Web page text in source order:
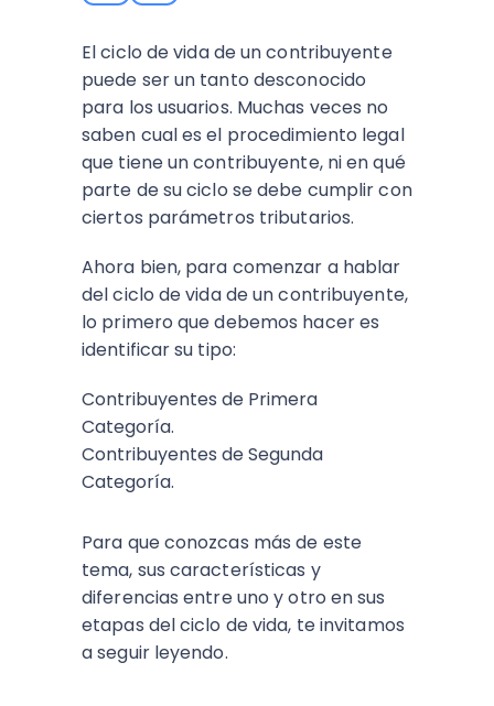
El ciclo de vida de un contribuyente
puede ser un tanto desconocido
para los usuarios. Muchas veces no
saben cual es el procedimiento legal
que tiene un contribuyente, ni en qué
parte de su ciclo se debe cumplir con
ciertos parámetros tributarios.
Ahora bien, para comenzar a hablar
del ciclo de vida de un contribuyente,
lo primero que debemos hacer es
identificar su tipo:
Contribuyentes de Primera
Categoría.
Contribuyentes de Segunda
Categoría.
Para que conozcas más de este
tema, sus características y
diferencias entre uno y otro en sus
etapas del ciclo de vida, te invitamos
a seguir leyendo.